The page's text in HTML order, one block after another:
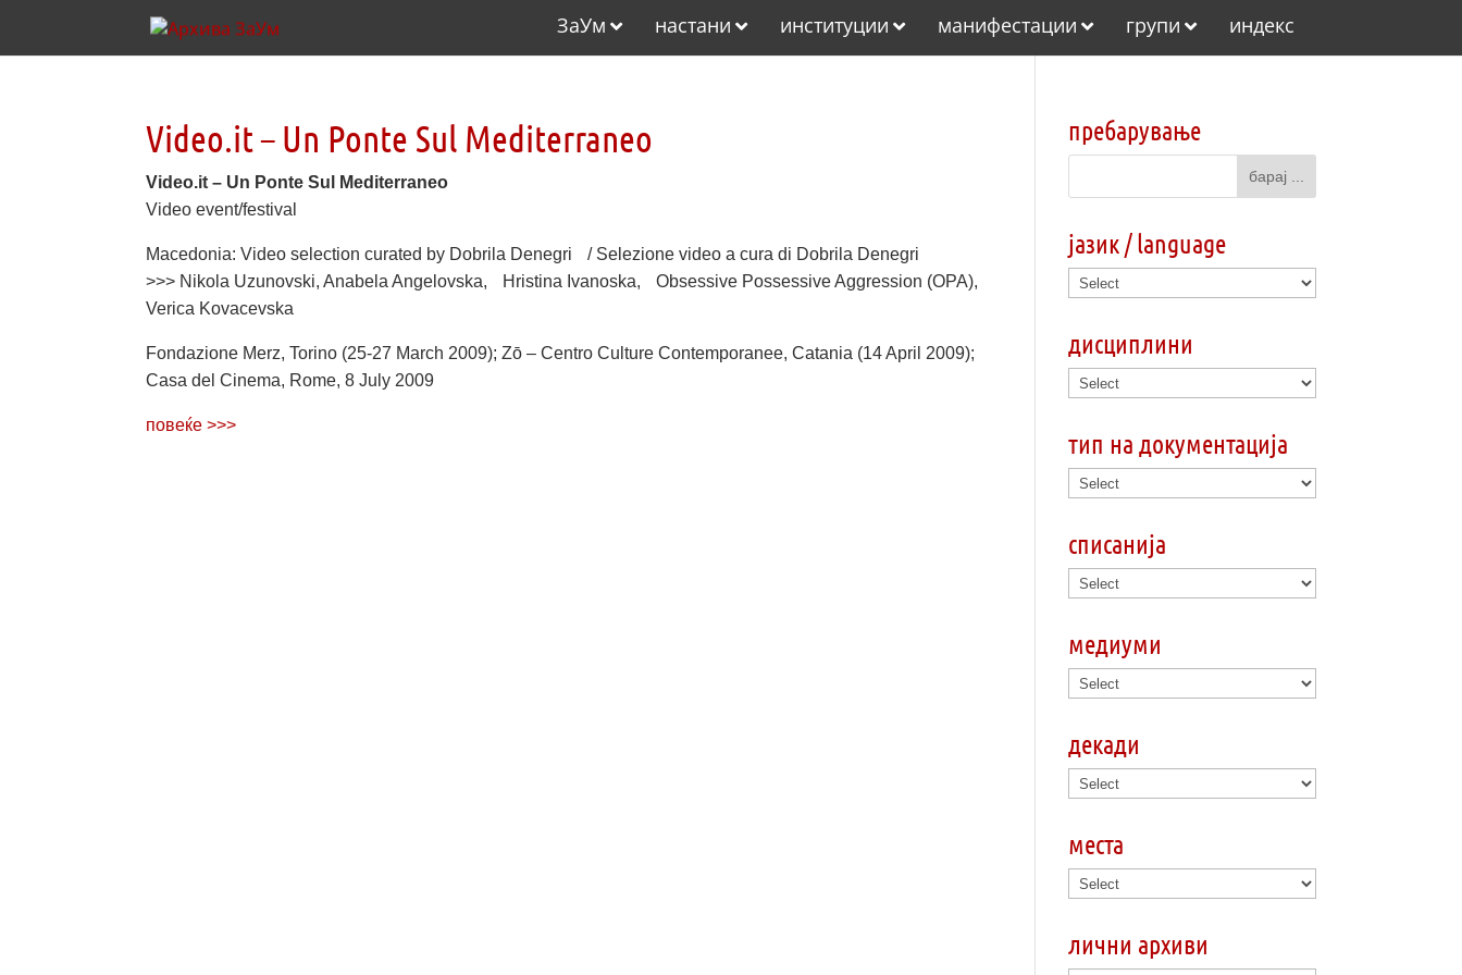
ЗаУм настани институции манифестации групи индекс
Video.it – Un Ponte Sul Mediterraneo
Video.it – Un Ponte Sul Mediterraneo
Video event/festival
Macedonia: Video selection curated by Dobrila Denegri / Selezione video a cura di Dobrila Denegri
>>> Nikola Uzunovski, Anabela Angelovska, Hristina Ivanoska, Obsessive Possessive Aggression (OPA),
Verica Kovacevska
Fondazione Merz, Torino (25-27 March 2009); Zō – Centro Culture Contemporanee, Catania (14 April 2009);
Casa del Cinema, Rome, 8 July 2009
повеќе >>>
пребарување
јазик / language
дисциплини
тип на документација
списанија
медиуми
декади
места
лични архиви